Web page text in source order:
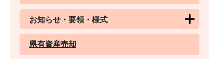
お知らせ・要領・様式
県有資産売却